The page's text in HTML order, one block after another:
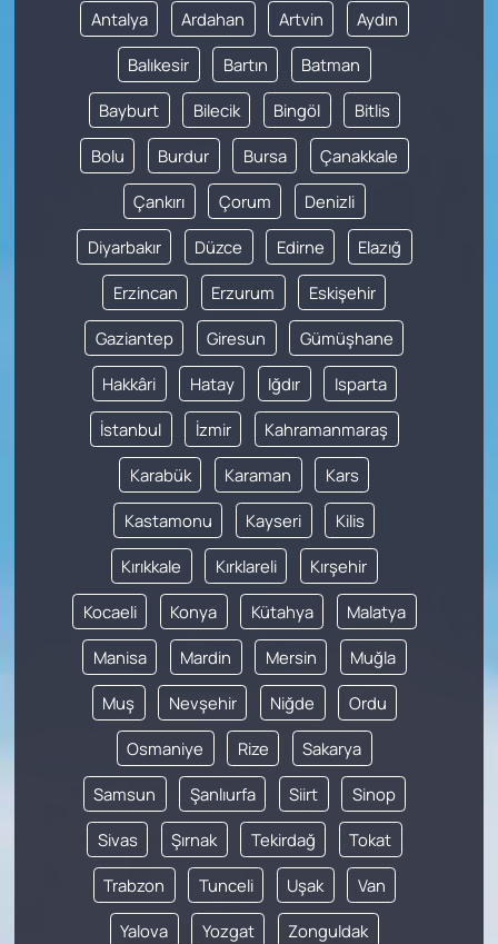
Antalya Ardahan Artvin Aydın
Balıkesir Bartın Batman
Bayburt Bilecik Bingöl Bitlis
Bolu Burdur Bursa Çanakkale
Çankırı Çorum Denizli
Diyarbakır Düzce Edirne Elazığ
Erzincan Erzurum Eskişehir
Gaziantep Giresun Gümüşhane
Hakkâri Hatay Iğdır Isparta
İstanbul İzmir Kahramanmaraş
Karabük Karaman Kars
Kastamonu Kayseri Kilis
Kırıkkale Kırklareli Kırşehir
Kocaeli Konya Kütahya Malatya
Manisa Mardin Mersin Muğla
Muş Nevşehir Niğde Ordu
Osmaniye Rize Sakarya
Samsun Şanlıurfa Siirt Sinop
Sivas Şırnak Tekirdağ Tokat
Trabzon Tunceli Uşak Van
Yalova Yozgat Zonguldak